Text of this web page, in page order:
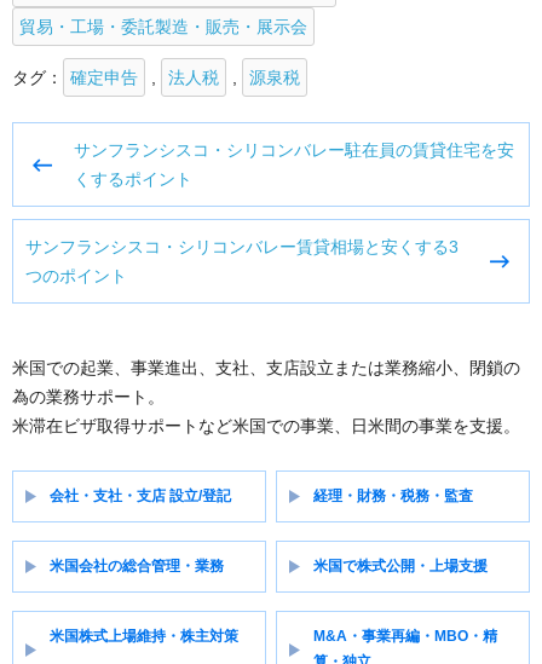
貿易・工場・委託製造・販売・展示会
タグ： 確定申告 法人税 源泉税
ビ
ゲ
ー
シ
ン
サンフランシスコ・シリコンバレー駐在員の賃貸住宅を安
くするポイント
サンフランシスコ・シリコンバレー賃貸相場と安くする3
つのポイント
米国での起業、事業進出、支社、支店設立または業務縮小、閉鎖の
為の業務サポート。
米滞在ビザ取得サポートなど米国での事業、日米間の事業を支援。
会社・支社・支店 設立/登記 経理・財務・税務・監査
米国会社の総合管理・業務 米国で株式公開・上場支援
米国株式上場維持・株主対策
M&A・事業再編・MBO・精